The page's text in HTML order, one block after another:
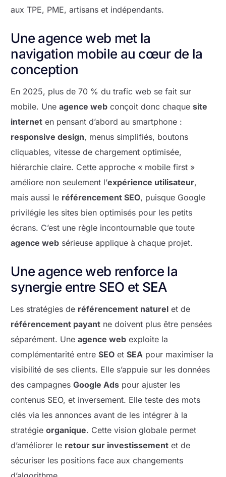
aux TPE, PME, artisans et indépendants.
Une agence web met la
navigation mobile au cœur de la
conception
En 2025, plus de 70 % du trafic web se fait sur
mobile. Uneagence web conçoit donc chaquesite
internet en pensant d’abord au smartphone :
responsive design, menus simplifiés, boutons
cliquables, vitesse de chargement optimisée,
hiérarchie claire. Cette approche « mobile first »
améliore non seulement l’expérience utilisateur,
mais aussi le référencement SEO, puisque Google
privilégie les sites bien optimisés pour les petits
écrans. C’est une règle incontournable que toute
agence web sérieuse applique à chaque projet.
Une agence web renforce la
synergie entre SEO et SEA
Les stratégies de référencement naturel et de
référencement payant ne doivent plus être pensées
séparément. Uneagence web exploite la
complémentarité entreSEO etSEA pour maximiser la
visibilité de ses clients. Elle s’appuie sur les données
des campagnesGoogle Ads pour ajuster les
contenus SEO, et inversement. Elle teste des mots
clés via les annonces avant de les intégrer à la
stratégieorganique. Cette vision globale permet
d’améliorer le retour sur investissement et de
sécuriser les positions face aux changements